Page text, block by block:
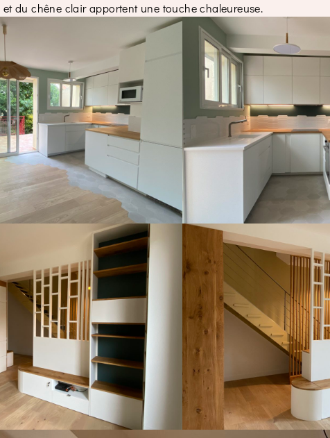
et du chêne clair apportent une touche chaleureuse.